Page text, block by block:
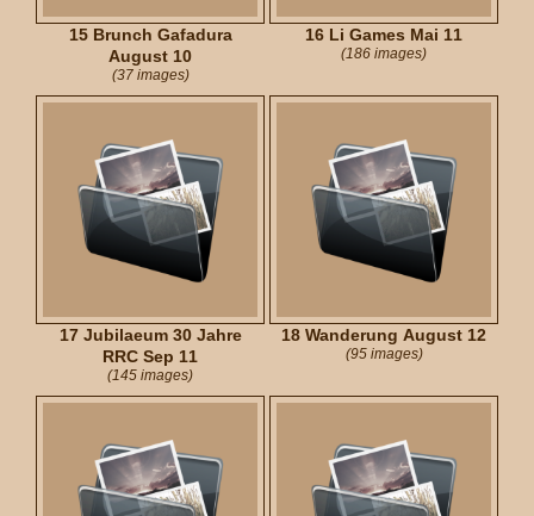
15 Brunch Gafadura
August 10
(37 images)
16 Li Games Mai 11
(186 images)
17 Jubilaeum 30 Jahre
RRC Sep 11
(145 images)
18 Wanderung August 12
(95 images)